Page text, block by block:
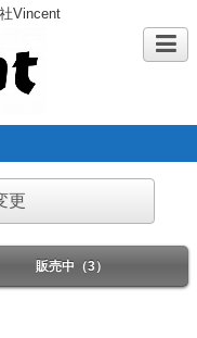
Vincent
更
販売中（3）